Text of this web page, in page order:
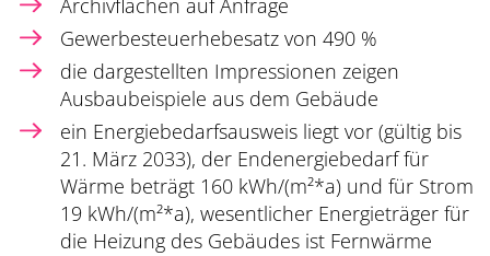
Archivflächen auf Anfrage
Gewerbesteuerhebesatz von 490 %
die dargestellten Impressionen zeigen
Ausbaubeispiele aus dem Gebäude
ein Energiebedarfsausweis liegt vor (gültig bis
21. März 2033), der Endenergiebedarf für
Wärme beträgt 160 kWh/(m²*a) und für Strom
19 kWh/(m²*a), wesentlicher Energieträger für
die Heizung des Gebäudes ist Fernwärme